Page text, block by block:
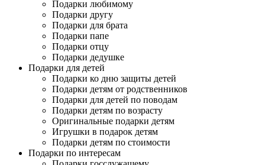
Подарки любимому
Подарки другу
Подарки для брата
Подарки папе
Подарки отцу
Подарки дедушке
Подарки для детей
Подарки ко дню защиты детей
Подарки детям от родственников
Подарки для детей по поводам
Подарки детям по возрасту
Оригинальные подарки детям
Игрушки в подарок детям
Подарки детям по стоимости
Подарки по интересам